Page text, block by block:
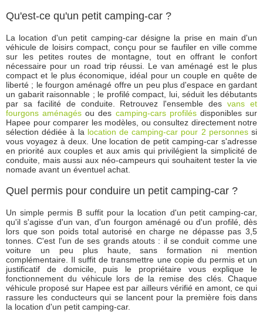
Qu'est-ce qu'un petit camping-car ?
La location d'un petit camping-car désigne la prise en main d'un
véhicule de loisirs compact, conçu pour se faufiler en ville comme
sur les petites routes de montagne, tout en offrant le confort
nécessaire pour un road trip réussi. Le van aménagé est le plus
compact et le plus économique, idéal pour un couple en quête de
liberté ; le fourgon aménagé offre un peu plus d'espace en gardant
un gabarit raisonnable ; le profilé compact, lui, séduit les débutants
par sa facilité de conduite. Retrouvez l'ensemble desvans et
fourgons aménagés ou des camping-cars profilésdisponibles sur
Hapee pour comparer les modèles, ou consultez directement notre
sélection dédiée à la location de camping-car pour 2 personnessi
vous voyagez à deux. Une location de petit camping-car s'adresse
en priorité aux couples et aux amis qui privilégient la simplicité de
conduite, mais aussi aux néo-campeurs qui souhaitent tester la vie
nomade avant un éventuel achat.
Quel permis pour conduire un petit camping-car ?
Un simple permis B suffit pour la location d'un petit camping-car,
qu'il s'agisse d'un van, d'un fourgon aménagé ou d'un profilé, dès
lors que son poids total autorisé en charge ne dépasse pas 3,5
tonnes. C'est l'un de ses grands atouts : il se conduit comme une
voiture un peu plus haute, sans formation ni mention
complémentaire. Il suffit de transmettre une copie du permis et un
justificatif de domicile, puis le propriétaire vous explique le
fonctionnement du véhicule lors de la remise des clés. Chaque
véhicule proposé sur Hapee est par ailleurs vérifié en amont, ce qui
rassure les conducteurs qui se lancent pour la première fois dans
la location d'un petit camping-car.